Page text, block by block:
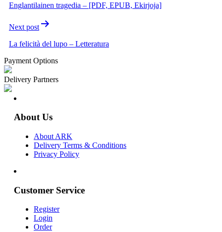
Englantilainen tragedia – [PDF, EPUB, Ekirjoja]
Next post
La felicità del lupo – Letteratura
Payment Options
Delivery Partners
About Us
About ARK
Delivery Terms & Conditions
Privacy Policy
Customer Service
Register
Login
Order